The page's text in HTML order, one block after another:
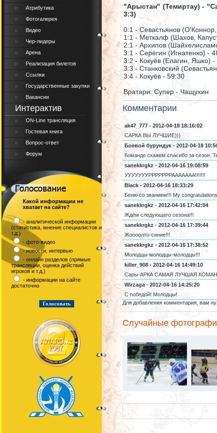
Атрибутика
Фотогалерея
Видео
Чер-лидеры
Арена
Реализация билетов
Ссылки
Государственные закупки
Вакансии
Интерактив
ON-Line трансляция
Гостевая книга
Вопрос-ответ
Форум
Какой информации не
хватает на сайте?
- аналитической информации
(статистика, мнение специалистов и
т.д.)
- фото-видео
- новости, интервью
- онлайн разделов (прямые
трансляции, оценка действий
игроков и т.д.)
- информации на сайте
достаточно
"Арыстан" (Темиртау) -
3:3)
0:1 - Севастьянов
1:1 - Меткалф (Шахов,
2:1 - Архипов
3:1 - Серёгин (Игнатенко) -
3:2 - Кокуёв (Елагин, Яшко) -
3:3 - Станковский
3:4 - Кокуёв - 59:30
Вратари: Супер - Чащухин
Комментарии
ak47_777 - 2012-04-18 18:16:02
САРКА ВЫ ЛУЧШИЕ)))
Боевой бурундук - 2012-04-18
Команде скажем спасибо за сезон.
sanekkrgkz - 2012-04-16 19:08:59
УУУУУУУРРРРРРРААААААА!!!!!!!
Black - 2012-04-16 18:33:29
Беню со званием!!! My
sanekkrgkz - 2012-04-16 17:42:04
Ждём следующего сезона!!!
sanekkrgkz - 2012-04-16 17:39:44
Жоооолто-синие!!!
sanekkrgkz - 2012-04-16 17:38:52
Молодцы-молодцы-молодцы!!!
killer_908 - 2012-04-16 14:49:10
Сары-АРКА САМАЯ ЛУЧШАЯ
Wirzaga - 2012-04-16 14:25:20
С победой! Молодцы!
Для добавления комментария, вам
Случайные